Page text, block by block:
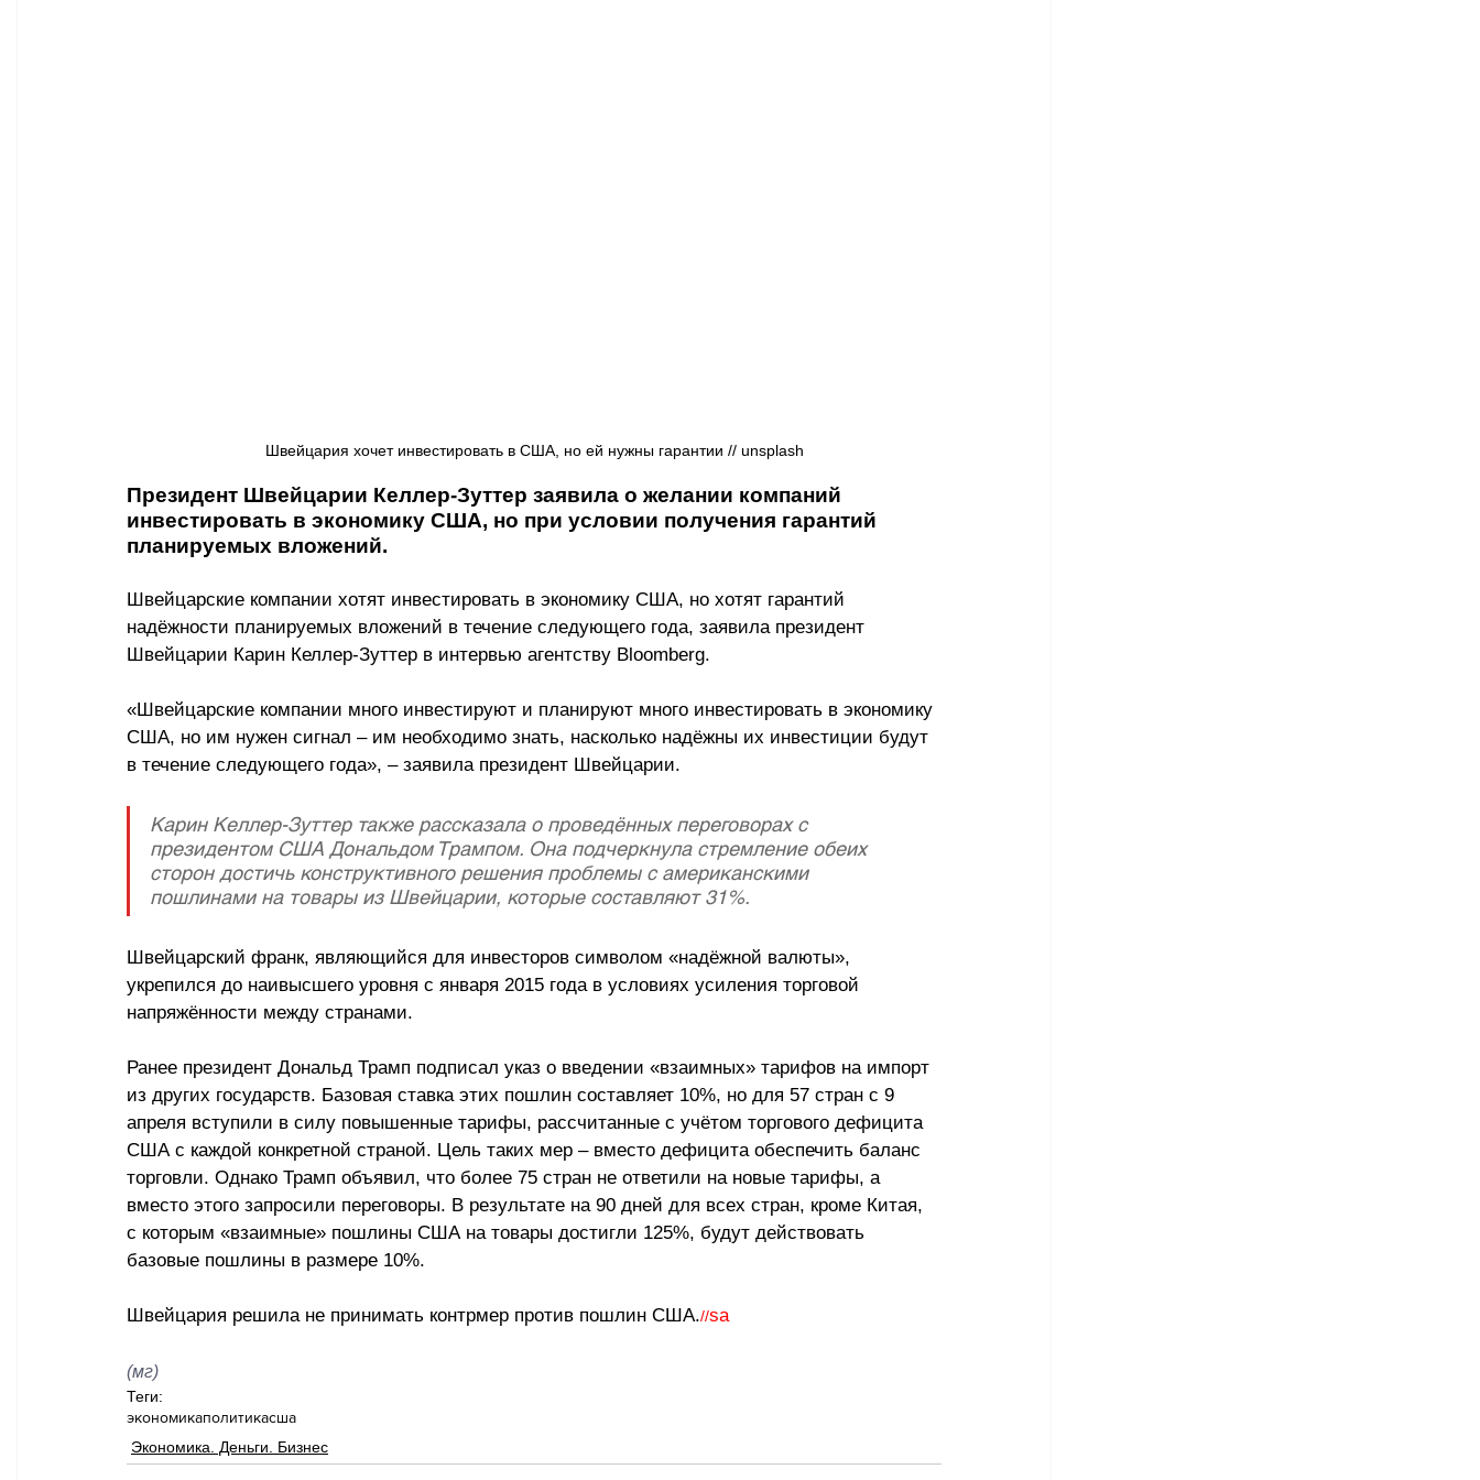
Швейцария хочет инвестировать в США, но ей нужны гарантии // unsplash
Президент Швейцарии Келлер-Зуттер заявила о желании компаний
инвестировать в экономику США, но при условии получения гарантий
планируемых вложений.
Швейцарские компании хотят инвестировать в экономику США, но хотят гарантий
надёжности планируемых вложений в течение следующего года, заявила президент
Швейцарии Карин Келлер-Зуттер в интервью агентству Bloomberg.
«Швейцарские компании много инвестируют и планируют много инвестировать в экономику
США, но им нужен сигнал – им необходимо знать, насколько надёжны их инвестиции будут
в течение следующего года», – заявила президент Швейцарии.
Карин Келлер-Зуттер также рассказала о проведённых переговорах с
президентом США Дональдом Трампом. Она подчеркнула стремление обеих
сторон достичь конструктивного решения проблемы с американскими
пошлинами на товары из Швейцарии, которые составляют 31%.
Швейцарский франк, являющийся для инвесторов символом «надёжной валюты»,
укрепился до наивысшего уровня с января 2015 года в условиях усиления торговой
напряжённости между странами.
Ранее президент Дональд Трамп подписал указ о введении «взаимных» тарифов на импорт
из других государств. Базовая ставка этих пошлин составляет 10%, но для 57 стран с 9
апреля вступили в силу повышенные тарифы, рассчитанные с учётом торгового дефицита
США с каждой конкретной страной. Цель таких мер – вместо дефицита обеспечить баланс
торговли. Однако Трамп объявил, что более 75 стран не ответили на новые тарифы, а
вместо этого запросили переговоры. В результате на 90 дней для всех стран, кроме Китая,
с которым «взаимные» пошлины США на товары достигли 125%, будут действовать
базовые пошлины в размере 10%.
Швейцария решила не принимать контрмер против пошлин США.//sa
(мг)
Теги:
экономикаполитикасша
Экономика. Деньги. Бизнес